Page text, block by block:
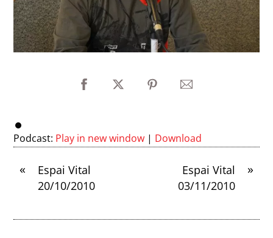
Podcast: Play in new window | Download
«
Espai Vital
20/10/2010
»
Espai Vital
03/11/2010